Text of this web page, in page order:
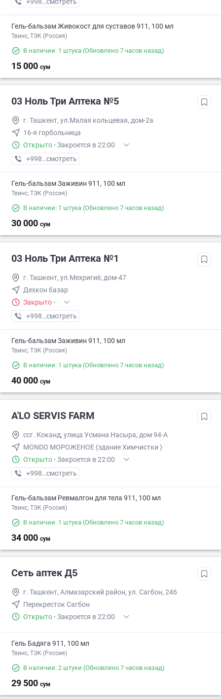
+998 (77) XXX-XX-XX
смотреть
Гель-бальзам Живокост для суставов 911, 100 мл
Твинс, ТЭК (Россия)
В наличии: 1 штука (Обновлено 7 часов назад)
15 000 сум
03 Ноль Три Аптека №5
г. Ташкент, ул.Малая кольцевая, дом-2а
16-я горбольница
Открыто · Закроется в 22:00
+998 (77) XXX-XX-XX
смотреть
Гель-бальзам Заживин 911, 100 мл
Твинс, ТЭК (Россия)
В наличии: 1 штука (Обновлено 7 часов назад)
30 000 сум
03 Ноль Три Аптека №1
г. Ташкент, ул.Мехригиё, дом-47
Дехкон базар
Закрыто ·
+998 (71) XXX-XX-XX
смотреть
Гель-бальзам Заживин 911, 100 мл
Твинс, ТЭК (Россия)
В наличии: 1 штука (Обновлено 7 часов назад)
40 000 сум
A'LO SERVIS FARM
ссг. Коканд, улица Усмана Насыра, дом 94-А
MONDO МОРОЖЕНОЕ (здание Химчистки )
Открыто · Закроется в 22:00
+998 (90) XXX-XX-XX
смотреть
Гель-бальзам Ревмалгон для тела 911, 100 мл
Твинс, ТЭК (Россия)
В наличии: 1 штука (Обновлено 7 часов назад)
34 000 сум
Cеть аптек Д5
г. Ташкент, Алмазарский район, ул. Сагбон, 246
Перекресток Сагбон
Открыто · Закроется в 22:00
Гель Бадяга 911, 100 мл
Твинс, ТЭК (Россия)
В наличии: 2 штуки (Обновлено 7 часов назад)
29 500 сум